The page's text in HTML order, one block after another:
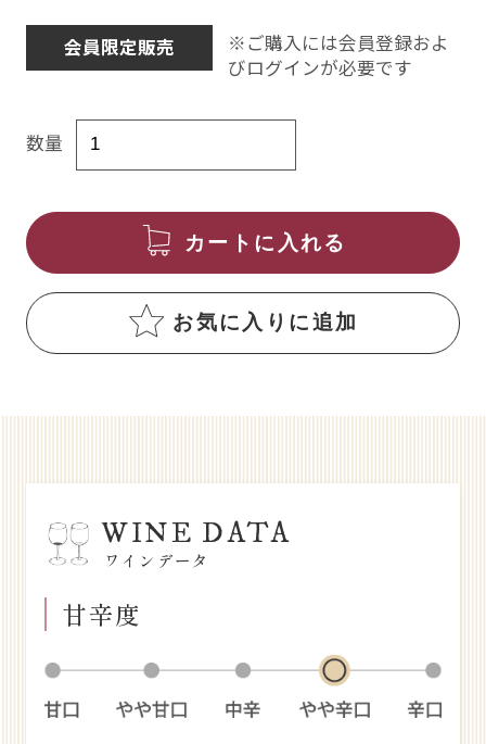
会員限定販売
※ご購入には会員登録およ
びログインが必要です
数量
カートに入れる
お気に入りに追加
WINE DATA
ワインデータ
甘辛度